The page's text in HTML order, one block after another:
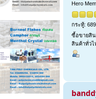
Hero
กระทู้:
ซื้อขายสิ
สินค้าทั่วไ